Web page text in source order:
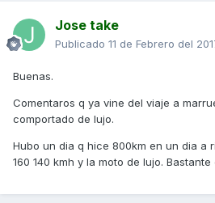
Jose take
Publicado 11 de Febrero del
Buenas.
Comentaros q ya vine del viaje a
comportado de lujo.
Hubo un dia q hice 800km en un dia a
160 140 kmh y la moto de lujo. Bastante